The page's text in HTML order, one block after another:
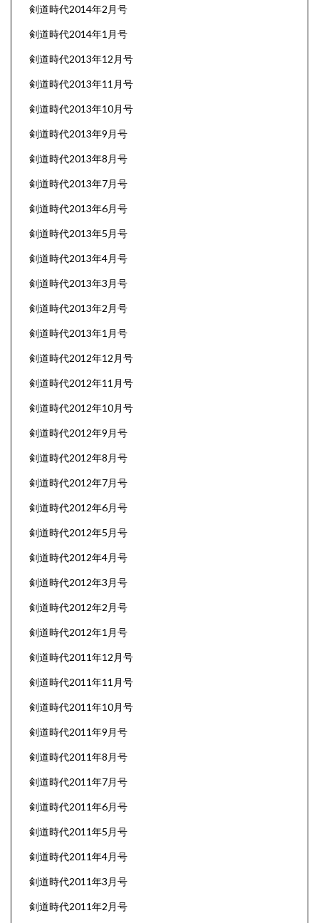
剣道時代2014年2月号
剣道時代2014年1月号
剣道時代2013年12月号
剣道時代2013年11月号
剣道時代2013年10月号
剣道時代2013年9月号
剣道時代2013年8月号
剣道時代2013年7月号
剣道時代2013年6月号
剣道時代2013年5月号
剣道時代2013年4月号
剣道時代2013年3月号
剣道時代2013年2月号
剣道時代2013年1月号
剣道時代2012年12月号
剣道時代2012年11月号
剣道時代2012年10月号
剣道時代2012年9月号
剣道時代2012年8月号
剣道時代2012年7月号
剣道時代2012年6月号
剣道時代2012年5月号
剣道時代2012年4月号
剣道時代2012年3月号
剣道時代2012年2月号
剣道時代2012年1月号
剣道時代2011年12月号
剣道時代2011年11月号
剣道時代2011年10月号
剣道時代2011年9月号
剣道時代2011年8月号
剣道時代2011年7月号
剣道時代2011年6月号
剣道時代2011年5月号
剣道時代2011年4月号
剣道時代2011年3月号
剣道時代2011年2月号